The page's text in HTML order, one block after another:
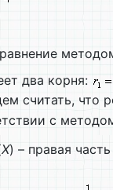
два корня:
считать, что
с
X) – правая